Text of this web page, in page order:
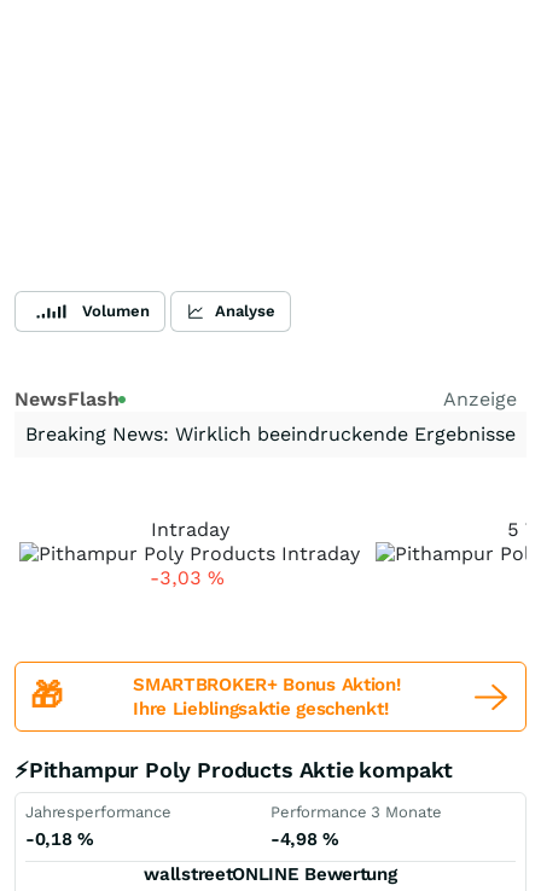
Volumen Analyse
NewsFlash
Anzeige
Breaking News: Wirklich beeindruckende Ergebnisse
Intraday
-3,03 %
5
🎁
SMARTBROKER+ Bonus Aktion!
Ihre Lieblingsaktie geschenkt!
⚡Pithampur Poly Products Aktie kompakt
Jahresperformance
-0,18%
Performance 3 Monate
-4,98%
wallstreetONLINE Bewertung